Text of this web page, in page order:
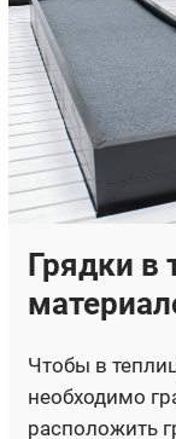
Грядки в
Чтобы в
необходимо
расположить